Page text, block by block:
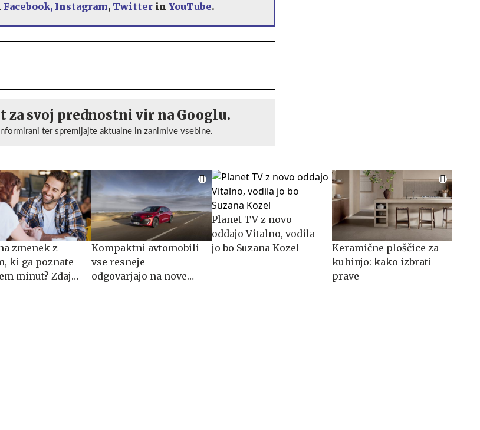
Facebook, Instagram, Twitter in YouTube.
za svoj prednostni vir na Googlu.
ter spremljajte aktualne in zanimive vsebine.
zmenek z
ki ga poznate
minut? Zdaj
Kompaktni avtomobili
vse resneje
odgovarjajo na nove
Planet TV z novo
oddajo Vitalno, vodila
jo bo Suzana Kozel
Keramične ploščice za
kuhinjo: kako izbrati
prave